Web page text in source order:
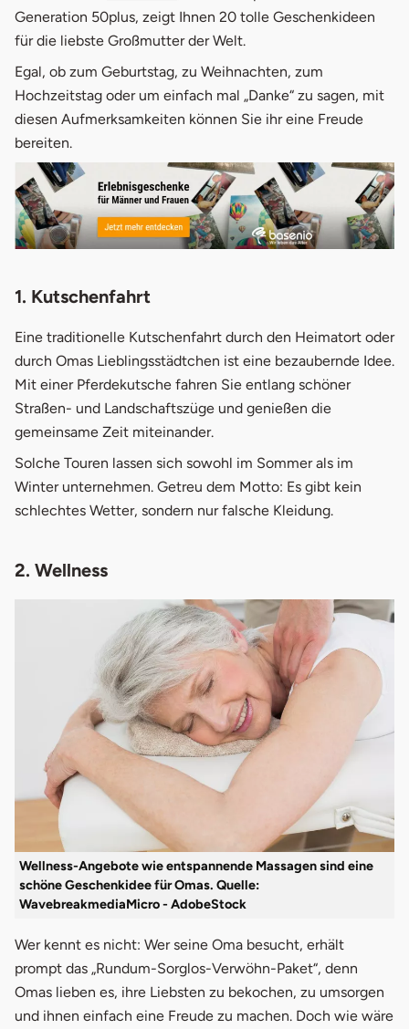
Wellness
3. Fotobuch
4.
Kochkurs
5. Pralinenkurs
6. Familienfotoshooting
7.
Fotokurs
8. Tablet für Senioren
11.
Parfum selber machen / Parfum Workshop
12. Hörverstärker für TV
13. Yoga Erlebnistag
14. Fahrauffrischungskurs
15. Computerkurse für Senioren
17. Blumenstrauß
Ballonfahrt
Dinner
Wertgutschein
Generation 50plus, zeigt Ihnen 20 tolle Geschenkideen
für die liebste Großmutter der Welt.
Egal, ob zum Geburtstag, zu Weihnachten, zum
Hochzeitstag oder um einfach mal „Danke“ zu sagen, mit
diesen Aufmerksamkeiten können Sie ihr eine Freude
bereiten.
1. Kutschenfahrt
Eine traditionelle Kutschenfahrt durch den Heimatort oder
durch Omas Lieblingsstädtchen ist eine bezaubernde Idee.
Mit einer Pferdekutsche fahren Sie entlang schöner
Straßen- und Landschaftszüge und genießen die
gemeinsame Zeit miteinander.
Solche Touren lassen sich sowohl im Sommer als im
Winter unternehmen. Getreu dem Motto: Es gibt kein
schlechtes Wetter, sondern nur falsche Kleidung.
2. Wellness
Wellness-Angebote wie entspannende Massagen sind eine
schöne Geschenkidee für Omas. Quelle:
WavebreakmediaMicro - AdobeStock
Wer kennt es nicht: Wer seine Oma besucht, erhält
prompt das „Rundum-Sorglos-Verwöhn-Paket“, denn
Omas lieben es, ihre Liebsten zu bekochen, zu umsorgen
und ihnen einfach eine Freude zu machen. Doch wie wäre